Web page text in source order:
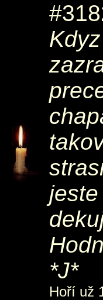
*J*
Hoří už